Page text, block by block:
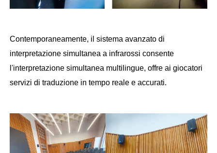
Contemporaneamente, il sistema avanzato di
interpretazione simultanea a infrarossi consente
l'interpretazione simultanea multilingue, offre ai giocatori
servizi di traduzione in tempo reale e accurati.